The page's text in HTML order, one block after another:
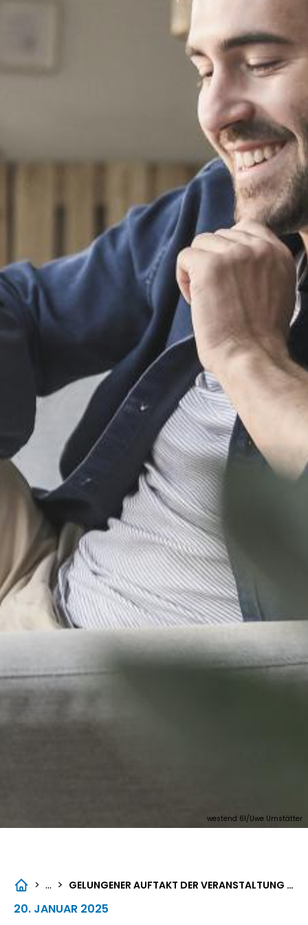
westend 61/Uwe Umstätter
> ... > GELUNGENER AUFTAKT DER VERANSTALTUNG OFFENES FORUM GESUNDHEITSTECHNOLOGIE
20. JANUAR 2025